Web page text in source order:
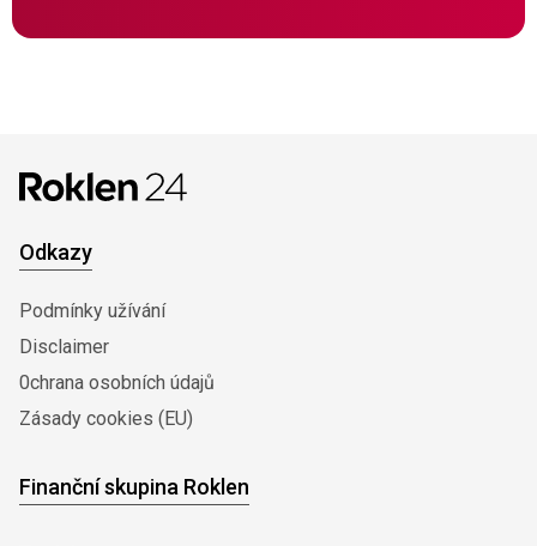
Odkazy
Podmínky užívání
Disclaimer
0chrana osobních údajů
Zásady cookies (EU)
Finanční skupina Roklen